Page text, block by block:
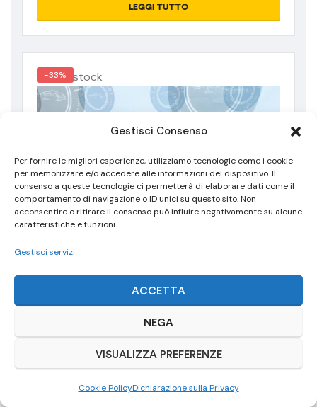
Gestisci Consenso
Per fornire le migliori esperienze, utilizziamo tecnologie come i cookie
per memorizzare e/o accedere alle informazioni del dispositivo. Il
consenso a queste tecnologie ci permetterà di elaborare dati come il
comportamento di navigazione o ID unici su questo sito. Non
acconsentire o ritirare il consenso può influire negativamente su alcune
caratteristiche e funzioni.
Gestisci servizi
ACCETTA
NEGA
VISUALIZZA PREFERENZE
Cookie PolicyDichiarazione sulla Privacy
LEGGI TUTTO
-33%
Out of stock
Out Of Stock
IMPIANTO FRENANTE
KIT IMPIANTO FRENANTE PINZE DISCHI MINI JCW
360X30 F54-F56-F57-F60 -37-
€ 999,00€